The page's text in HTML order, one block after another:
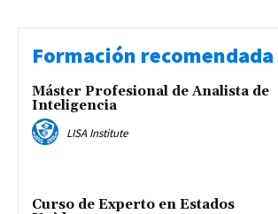
Formación recomendada
Máster Profesional de Analista de
Inteligencia
LISA Institute
Curso de Experto en Estados